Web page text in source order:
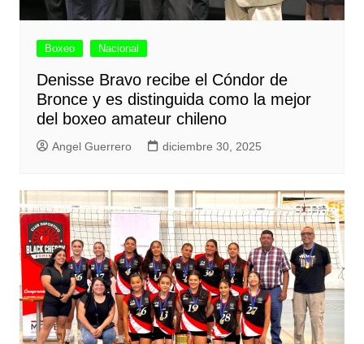
Boxeo Nacional
Denisse Bravo recibe el Cóndor de
Bronce y es distinguida como la mejor
del boxeo amateur chileno
Angel Guerrero diciembre 30, 2025